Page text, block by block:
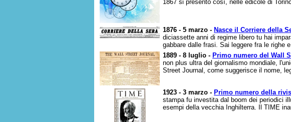
1867 si presentò così, nelle edicole di
1876 - 5 marzo - Nasce il Corriere della
diciassette anni di regime libero tu hai
gabbare dalle frasi. Sai leggere fra le righe
1889 - 8 luglio - Primo numero del Wall
non plus ultra del giornalismo mondiale,
Street Journal, come suggerisce il nome,
1923 - 3 marzo - Primo numero della
stampa fu investita dal boom dei periodici
esempi della vecchia Inghilterra. Il TIME